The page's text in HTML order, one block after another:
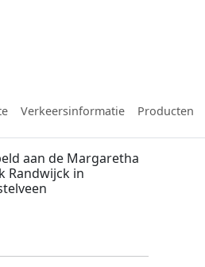
Verkeersinformatie Producten
aan de Margaretha
Randwijck in